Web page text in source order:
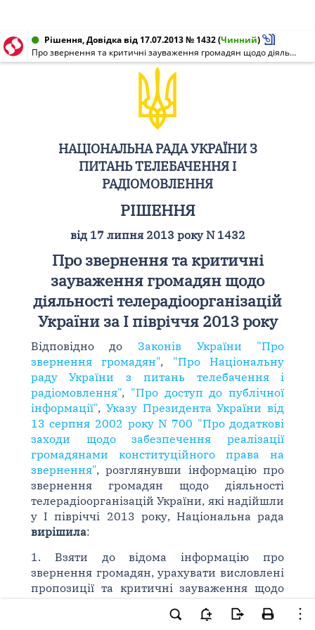
Рішення, Довідка від 17.07.2013 № 1432(Чинний)
Про звернення та критичні зауваження громадян щодо діяльності телерадіоорганізацій України за I півріччя 2013 року
НАЦІОНАЛЬНА РАДА УКРАЇНИ З
ПИТАНЬ ТЕЛЕБАЧЕННЯ І
РАДІОМОВЛЕННЯ
РІШЕННЯ
від 17 липня 2013 року N 1432
Про звернення та критичні
зауваження громадян щодо
діяльності телерадіоорганізацій
України за I півріччя 2013 року
Відповідно до Законів України "Про
звернення громадян", "Про Національну
раду України з питань телебачення і
радіомовлення", "Про доступ до публічної
інформації", Указу Президента України від
13 серпня 2002 року N 700 "Про додаткові
заходи щодо забезпечення реалізації
громадянами конституційного права на
звернення", розглянувши інформацію про
звернення громадян щодо діяльності
телерадіоорганізацій України, які надійшли
у I півріччі 2013 року, Національна рада
вирішила:
1. Взяти до відома інформацію про
звернення громадян, урахувати висловлені
пропозиції та критичні зауваження щодо
які надійшли у I півріччі 2013 року